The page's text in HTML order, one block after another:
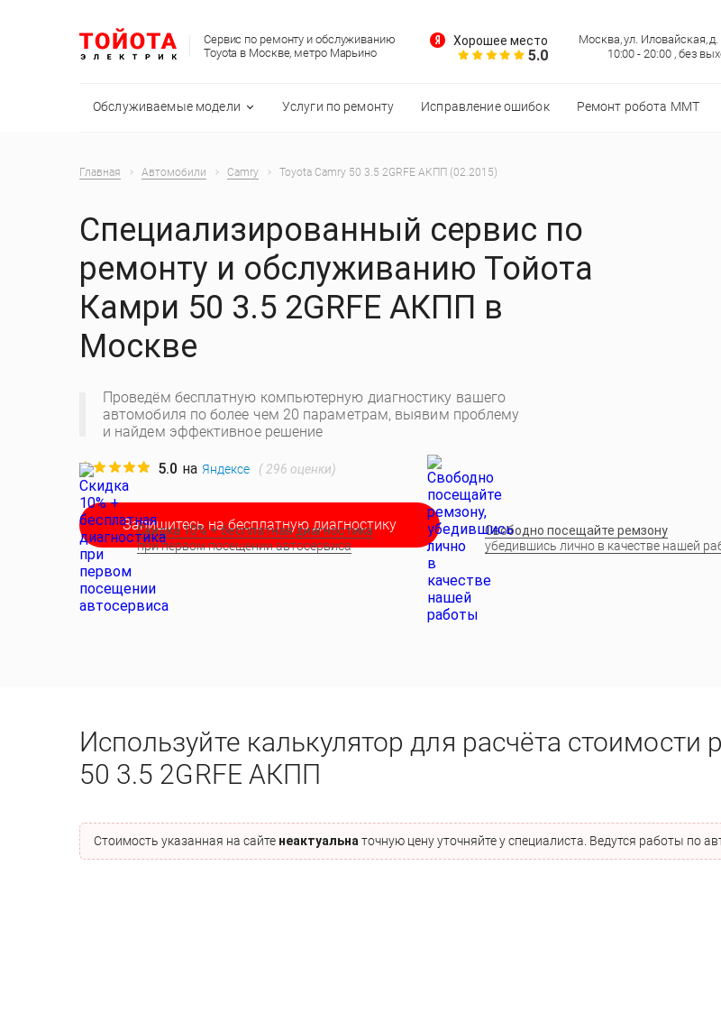
Сервис по ремонту и обслуживанию
Toyota в Москве, метро Марьино
Хорошее место
5.0
Москва, ул. Иловайская, д.
10:00 - 20:00 , без
Обслуживаемые модели Услуги по ремонту Исправление ошибок Ремонт робота MMT
Главная Автомобили Camry Toyota Camry 50 3.5 2GRFE АКПП (02.2015)
Специализированный сервис по
ремонту и обслуживанию Тойота
Камри 50 3.5 2GRFE АКПП в
Москве
Проведём бесплатную компьютерную диагностику вашего
автомобиля по более чем 20 параметрам, выявим проблему
и найдем эффективное решение
5.0 на Яндексе ( 296 оценки)
Запишитесь на бесплатную диагностику
Скидка 10% + бесплатная диагностика
при первом посещении автосервиса
Свободно посещайте ремзону
убедившись лично в качестве нашей
Используйте калькулятор для расчёта стоимости
50 3.5 2GRFE АКПП
Стоимость указанная на сайте неактуальна точную цену уточняйте у специалиста. Ведутся работы по